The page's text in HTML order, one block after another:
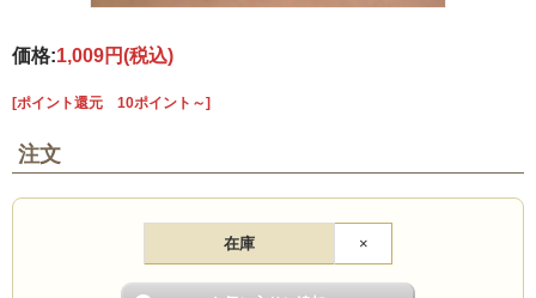
価格:1,009円(税込)
[ポイント還元 10ポイント～]
注文
在庫 ×